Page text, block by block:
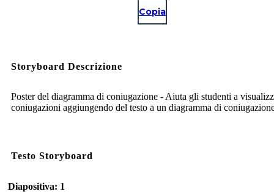
Copia
Storyboard Descrizione
Poster del diagramma di coniugazione - Aiuta gli studenti a
coniugazioni aggiungendo del testo a un diagramma di
Testo Storyboard
Diapositiva: 1